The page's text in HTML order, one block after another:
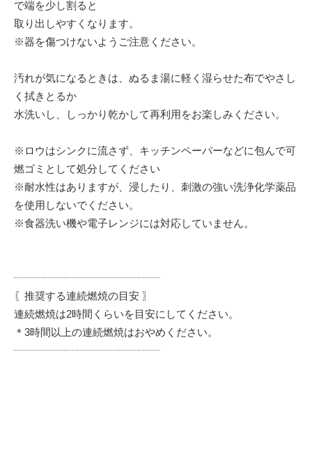
で端を少し割ると
取り出しやすくなります。
※器を傷つけないようご注意ください。
汚れが気になるときは、ぬるま湯に軽く湿らせた布でやさし
く拭きとるか
水洗いし、しっかり乾かして再利用をお楽しみください。
※ロウはシンクに流さず、キッチンペーパーなどに包んで可
燃ゴミとして処分してください
※耐水性はありますが、浸したり、刺激の強い洗浄化学薬品
を使用しないでください。
※食器洗い機や電子レンジには対応していません。
┈┈┈┈┈┈┈┈┈┈┈┈┈┈
〖推奨する連続燃焼の目安 〗
連続燃焼は2時間くらいを目安にしてください。
＊3時間以上の連続燃焼はおやめください。
┈┈┈┈┈┈┈┈┈┈┈┈┈┈